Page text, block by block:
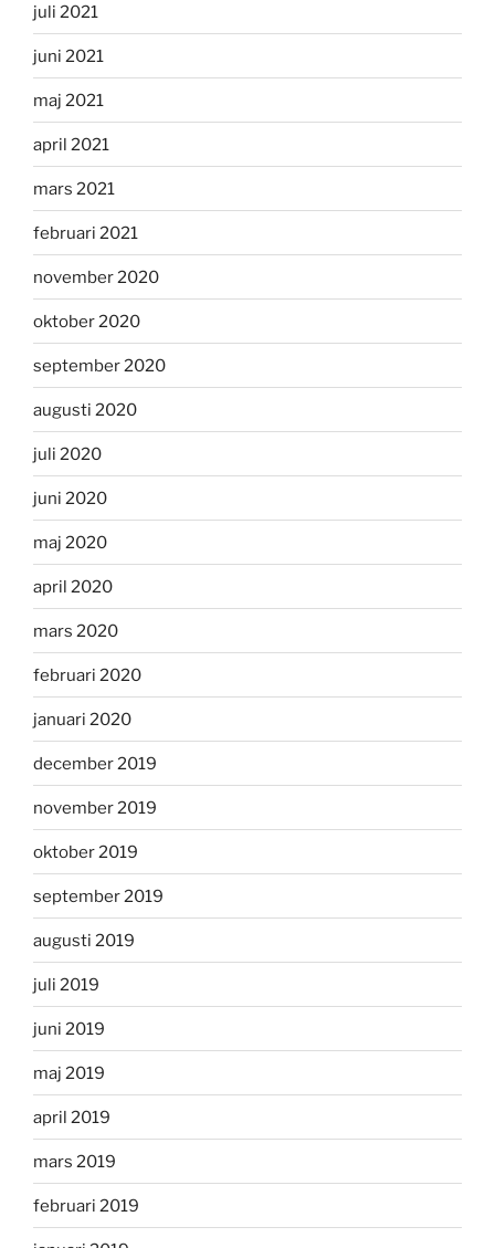
juli 2021
juni 2021
maj 2021
april 2021
mars 2021
februari 2021
november 2020
oktober 2020
september 2020
augusti 2020
juli 2020
juni 2020
maj 2020
april 2020
mars 2020
februari 2020
januari 2020
december 2019
november 2019
oktober 2019
september 2019
augusti 2019
juli 2019
juni 2019
maj 2019
april 2019
mars 2019
februari 2019